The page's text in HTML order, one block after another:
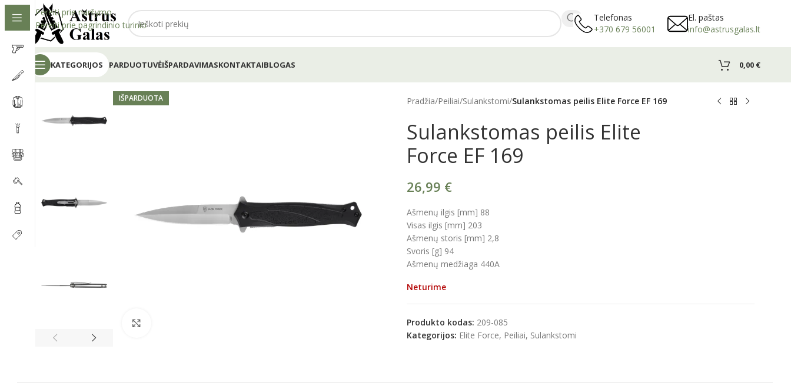
Pereiti prie naršymo
Pereiti prie pagrindinio turinio
Telefonas
+370 679 56001
El. paštas
info@astrusgalas.lt
KATEGORIJOS PARDUOTUVĖIŠPARDAVIMASKONTAKTAIBLOGAS 0,00 €
IŠPARDUOTA Pradžia/Peiliai/Sulankstomi/Sulankstomas peilis Elite Force EF 169
Sulankstomas peilis Elite
Force EF 169
26,99 €
Ašmenų ilgis [mm] 88
Visas ilgis [mm] 203
Ašmenų storis [mm] 2,8
Svoris [g] 94
Ašmenų medžiaga 440A
Neturime
Produkto kodas: 209-085
Kategorijos: Elite Force, Peiliai, Sulankstomi